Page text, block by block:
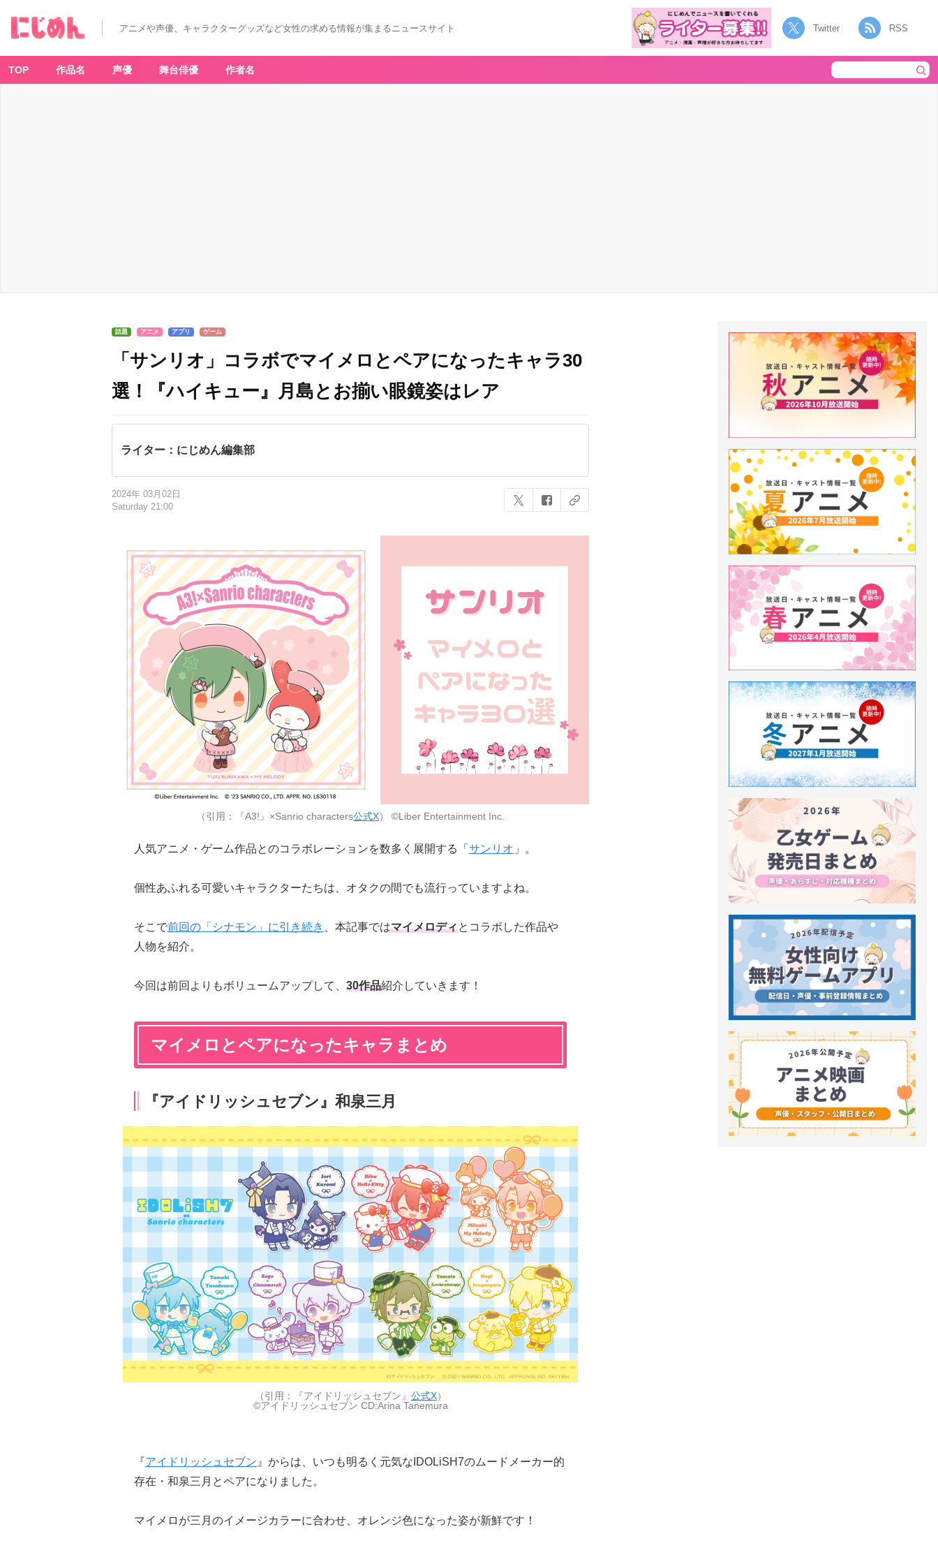
アニメや声優、キャラクターグッズなど女性の求める情報が集まるニュースサイト Twitter RSS
TOP 作品名 声優 舞台俳優 作者名
話題 アニメ アプリ ゲーム
「サンリオ」コラボでマイメロとペアになったキャラ30
選！『ハイキュー』月島とお揃い眼鏡姿はレア
ライター：にじめん編集部
2024年 03月02日
Saturday 21:00
（引用：『A3!』×Sanrio characters公式X） ©Liber Entertainment Inc.
人気アニメ・ゲーム作品とのコラボレーションを数多く展開する「 サンリオ 」。
個性あふれる可愛いキャラクターたちは、オタクの間でも流行っていますよね。
そこで前回の「シナモン」に引き続き 、本記事ではマイメロディとコラボした作品や
人物を紹介。
今回は前回よりもボリュームアップして、 30作品紹介していきます！
マイメロとペアになったキャラまとめ
『アイドリッシュセブン』和泉三月
（引用：『アイドリッシュセブン』 公式X）
©アイドリッシュセブン CD:Arina Tanemura
『アイドリッシュセブン 』からは、いつも明るく元気なIDOLiSH7のムードメーカー的
存在・和泉三月とペアになりました。
マイメロが三月のイメージカラーに合わせ、オレンジ色になった姿が新鮮です！